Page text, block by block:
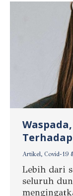
Artikel, Covid-19
Lebih dari
seluruh